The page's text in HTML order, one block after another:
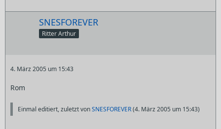
SNESFOREVER
Ritter Arthur
4. März 2005 um 15:43
Rom
Einmal editiert, zuletzt vonSNESFOREVER(4. März 2005 um 15:43)